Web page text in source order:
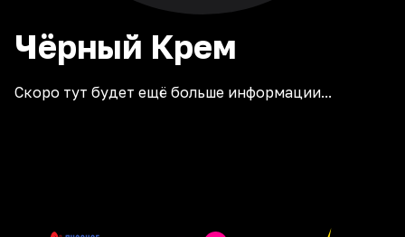
Чёрный Крем
Скоро тут будет ещё больше информации...